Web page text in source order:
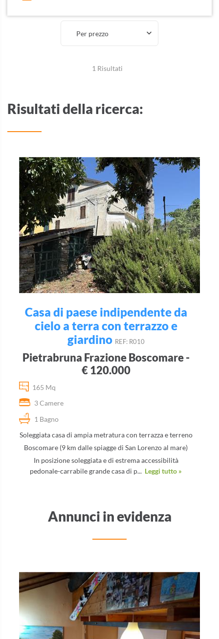
Per prezzo
1 Risultati
Risultati della ricerca:
Casa di paese indipendente da
cielo a terra con terrazzo e
giardino REF: R010
Pietrabruna Frazione Boscomare -
€ 120.000
165 Mq
3 Camere
1 Bagno
Soleggiata casa di ampia metratura con terrazza e terreno
Boscomare (9 km dalle spiagge di San Lorenzo al mare)
In posizione soleggiata e di estrema accessibilità
pedonale-carrabile grande casa di p... Leggi tutto »
Annunci in evidenza